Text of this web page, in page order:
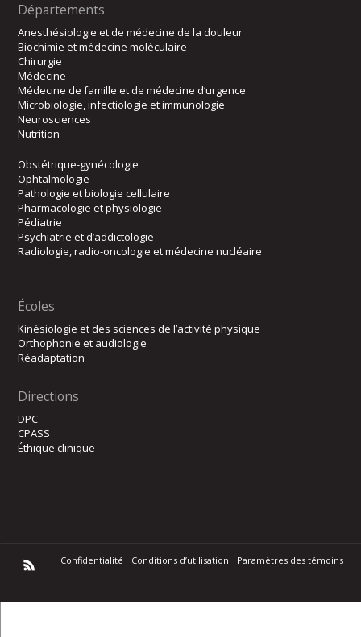
Départements
Anesthésiologie et de médecine de la douleur
Biochimie et médecine moléculaire
Chirurgie
Médecine
Médecine de famille et de médecine d’urgence
Microbiologie, infectiologie et immunologie
Neurosciences
Nutrition
Obstétrique-gynécologie
Ophtalmologie
Pathologie et biologie cellulaire
Pharmacologie et physiologie
Pédiatrie
Psychiatrie et d’addictologie
Radiologie, radio-oncologie et médecine nucléaire
Écoles
Kinésiologie et des sciences de l’activité physique
Orthophonie et audiologie
Réadaptation
Directions
DPC
CPASS
Éthique clinique
Confidentialité Conditions d’utilisation Paramètres des témoins